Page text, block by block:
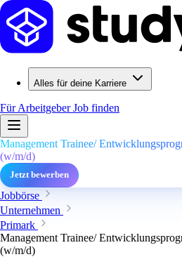
Alles für deine Karriere
Für ArbeitgeberJob finden
Management Trainee/
(w/m/d)
Jetzt bewerben
Jobbörse
Unternehmen
Primark
Management Trainee/
(w/m/d)